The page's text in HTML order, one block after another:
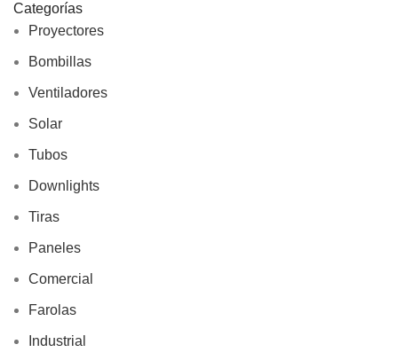
Categorías
Proyectores
Bombillas
Ventiladores
Solar
Tubos
Downlights
Tiras
Paneles
Comercial
Farolas
Industrial